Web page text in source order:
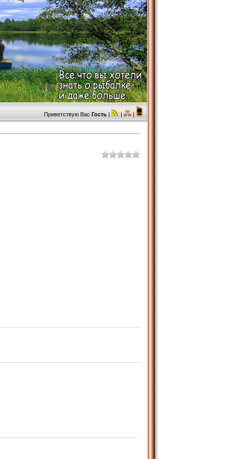
Приветствую Вас Гость | | |